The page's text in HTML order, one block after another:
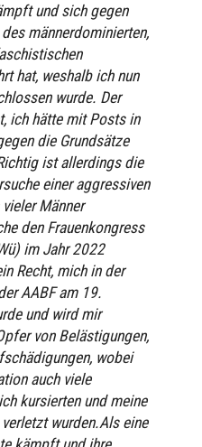
und sich gegen
männerdominierten,
hat, weshalb ich nun
wurde. Der
ich hätte mit Posts in
die Grundsätze
ist allerdings die
einer aggressiven
Männer
den Frauenkongress
im Jahr 2022
Recht, mich in der
AABF am 19.
und wird mir
von Belästigungen,
wobei
auch viele
kursierten und meine
wurden.Als eine